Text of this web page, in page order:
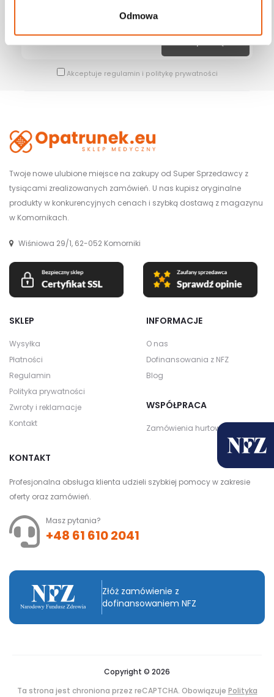
Odmowa
Akceptuje regulamin i politykę prywatności
Twoje nowe ulubione miejsce na zakupy od Super Sprzedawcy z
tysiącami zrealizowanych zamówień. U nas kupisz oryginalne
produkty w konkurencyjnych cenach i szybką dostawą z magazynu
w Komornikach.
Wiśniowa 29/1, 62-052 Komorniki
SKLEP
Wysyłka
Płatności
Regulamin
Polityka prywatności
Zwroty i reklamacje
Kontakt
INFORMACJE
O nas
Dofinansowania z NFZ
Blog
WSPÓŁPRACA
Zamówienia hurtowe
KONTAKT
Profesjonalna obsługa klienta udzieli szybkiej pomocy w zakresie
oferty oraz zamówień.
Masz pytania?
+48 61 610 2041
Złóż zamówienie z
dofinansowaniem NFZ
Copyright © 2026
Ta strona jest chroniona przez reCAPTCHA. Obowiązuje Polityka